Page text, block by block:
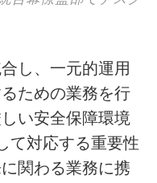
し、一元的運用
ための業務を行
い安全保障環境
て対応する重要性
関わる業務に携